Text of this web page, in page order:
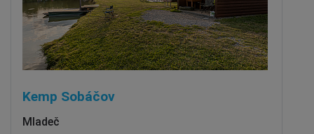
Kemp Sobáčov
Mladeč